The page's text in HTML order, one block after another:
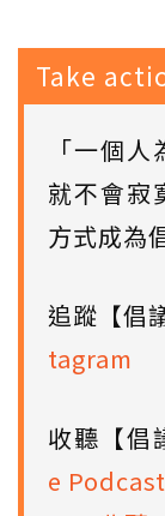
Take
「一個
就不會寂
方式成為
追蹤【倡
tagram
收聽【倡
e